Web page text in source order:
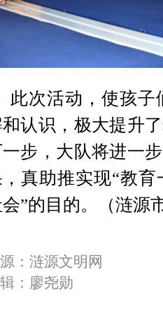
此次活动，使孩
认识，极大提升
步，大队将进一
真助推实现“教
”的目的。（涟源
：涟源文明网
：廖尧勋